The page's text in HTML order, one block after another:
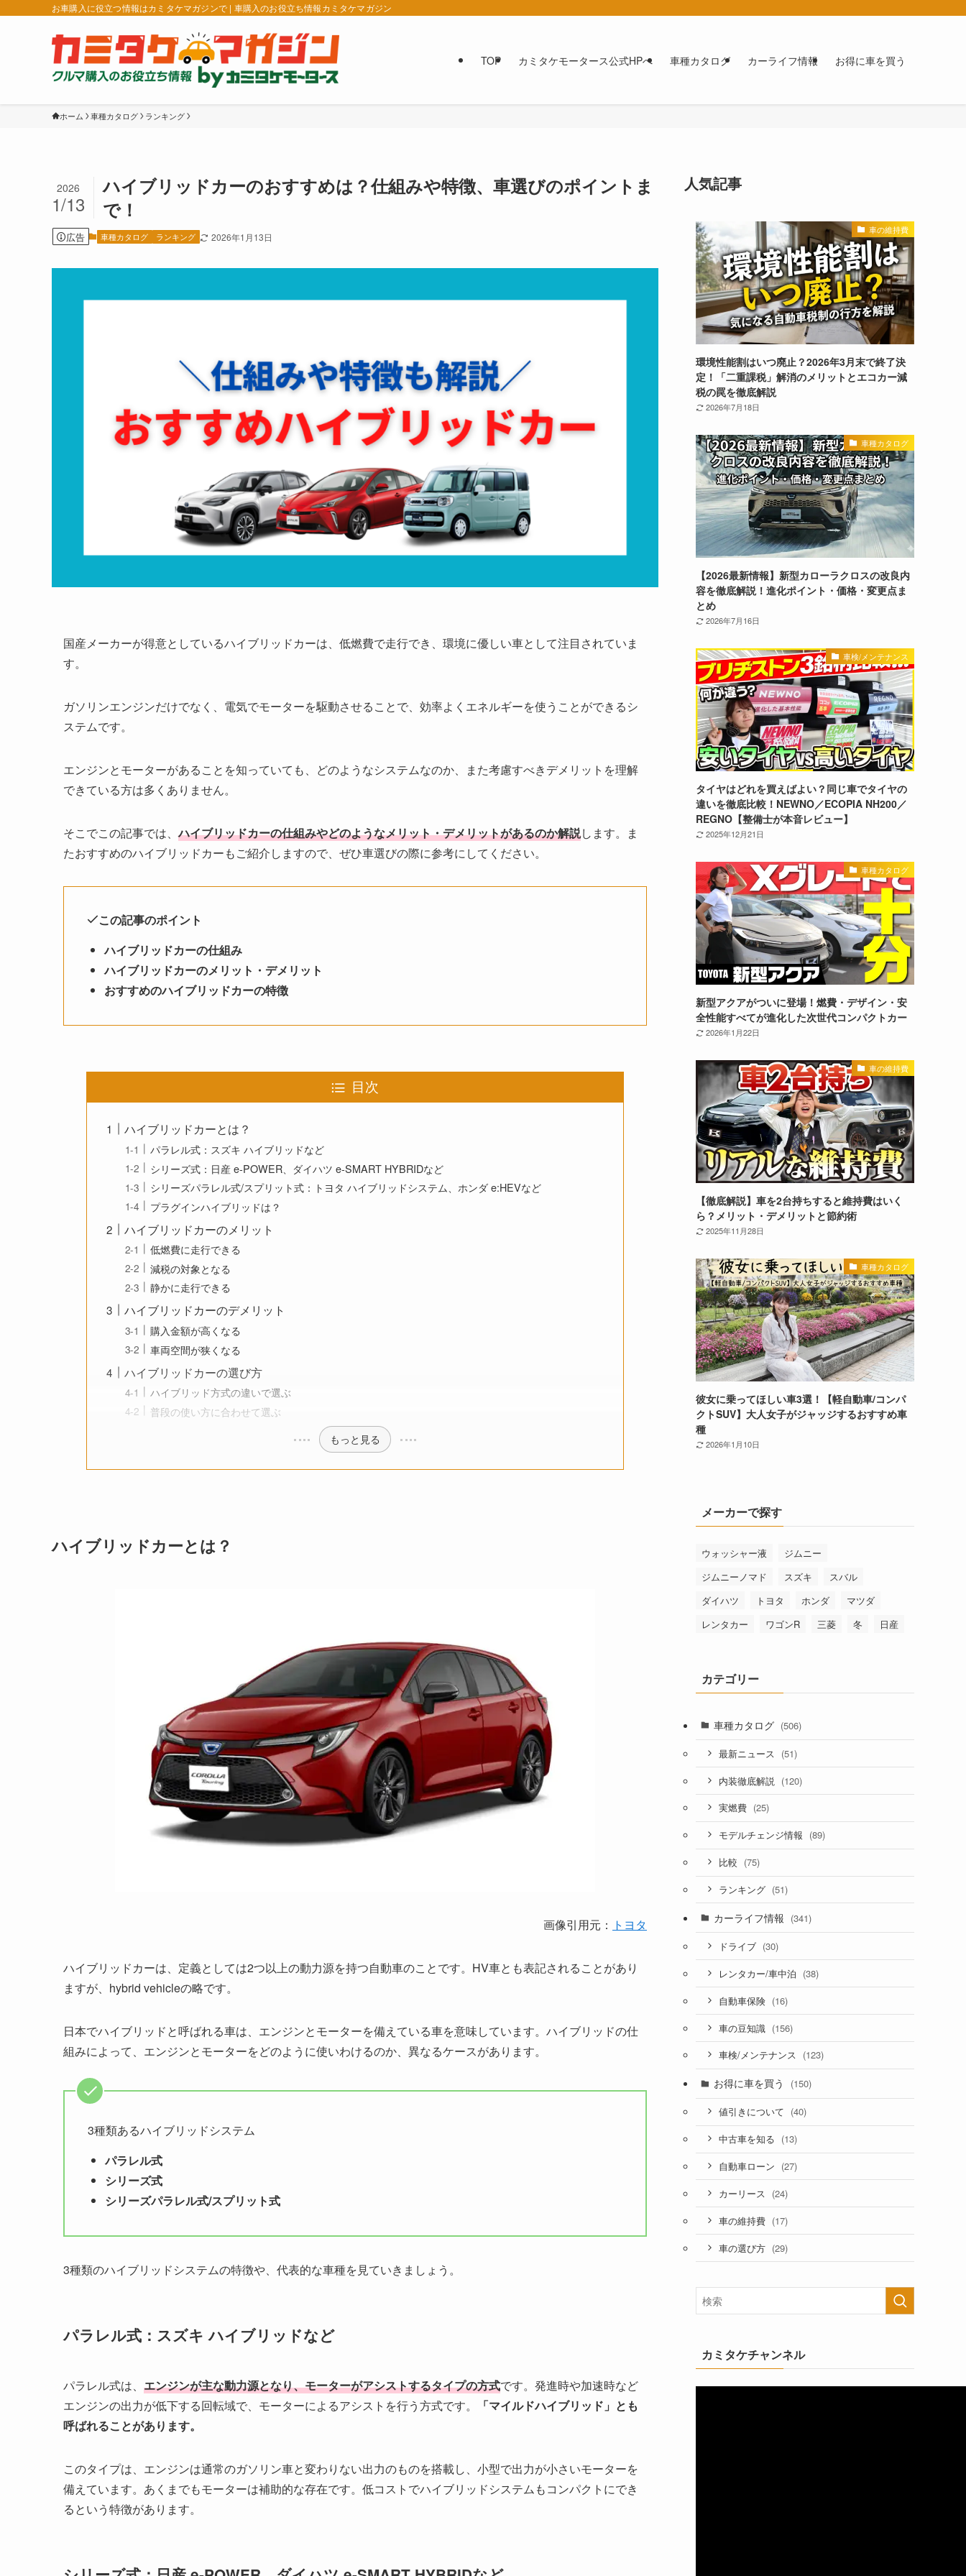
お車購入に役立つ情報はカミタケマガジンで | 車購入のお役立ち情報カミタケマガジン
TOP カミタケモータース公式HPへ 車種カタログ カーライフ情報 お得に車を買う
ホーム 車種カタログ ランキング
ハイブリッドカーのおすすめは？仕組みや特徴、車選びのポイントま
で！
2026
1/13
広告 車種カタログ ランキング 2026年1月13日
国産メーカーが得意としているハイブリッドカーは、低燃費で走行でき、環境に優しい車として注目されていま
す。
ガソリンエンジンだけでなく、電気でモーターを駆動させることで、効率よくエネルギーを使うことができるシ
ステムです。
エンジンとモーターがあることを知っていても、どのようなシステムなのか、また考慮すべきデメリットを理解
できている方は多くありません。
そこでこの記事では、ハイブリッドカーの仕組みやどのようなメリット・デメリットがあるのか解説します。ま
たおすすめのハイブリッドカーもご紹介しますので、ぜひ車選びの際に参考にしてください。
この記事のポイント
ハイブリッドカーの仕組み
ハイブリッドカーのメリット・デメリット
おすすめのハイブリッドカーの特徴
目次
ハイブリッドカーとは？
パラレル式：スズキ ハイブリッドなど
シリーズ式：日産 e-POWER、ダイハツ e-SMART HYBRIDなど
シリーズパラレル式/スプリット式：トヨタ ハイブリッドシステム、ホンダ e:HEVなど
プラグインハイブリッドは？
ハイブリッドカーのメリット
低燃費に走行できる
減税の対象となる
静かに走行できる
ハイブリッドカーのデメリット
購入金額が高くなる
車両空間が狭くなる
ハイブリッドカーの選び方
ハイブリッド方式の違いで選ぶ
普段の使い方に合わせて選ぶ
もっと見る
ハイブリッドカーとは？
画像引用元： トヨタ
ハイブリッドカーは、定義としては2つ以上の動力源を持つ自動車のことです。HV車とも表記されることがあり
ますが、hybrid vehicleの略です。
日本でハイブリッドと呼ばれる車は、エンジンとモーターを備えている車を意味しています。ハイブリッドの仕
組みによって、エンジンとモーターをどのように使いわけるのか、異なるケースがあります。
3種類あるハイブリッドシステム
パラレル式
シリーズ式
シリーズパラレル式/スプリット式
3種類のハイブリッドシステムの特徴や、代表的な車種を見ていきましょう。
パラレル式：スズキ ハイブリッドなど
パラレル式は、 エンジンが主な動力源となり、モーターがアシストするタイプの方式です。発進時や加速時など
エンジンの出力が低下する回転域で、モーターによるアシストを行う方式です。
「マイルドハイブリッド」とも
呼ばれることがあります。
このタイプは、エンジンは通常のガソリン車と変わりない出力のものを搭載し、小型で出力が小さいモーターを
備えています。あくまでもモーターは補助的な存在です。低コストでハイブリッドシステムもコンパクトにでき
るという特徴があります。
人気記事
車の維持費
環境性能割はいつ廃止？2026年3月末で終了決
定！「二重課税」解消のメリットとエコカー減
税の罠を徹底解説
2026年7月18日
車種カタログ
【2026最新情報】新型カローラクロスの改良内
容を徹底解説！進化ポイント・価格・変更点ま
とめ
2026年7月16日
車検/メンテナンス
タイヤはどれを買えばよい？同じ車でタイヤの
違いを徹底比較！NEWNO／ECOPIA NH200／
REGNO【整備士が本音レビュー】
2025年12月21日
車種カタログ
新型アクアがついに登場！燃費・デザイン・安
全性能すべてが進化した次世代コンパクトカー
2026年1月22日
車の維持費
【徹底解説】車を2台持ちすると維持費はいく
ら？メリット・デメリットと節約術
2025年11月28日
車種カタログ
彼女に乗ってほしい車3選！【軽自動車/コンパ
クトSUV】大人女子がジャッジするおすすめ車
種
2026年1月10日
メーカーで探す
ウォッシャー液
ジムニー
ジムニーノマド
スズキ
スバル
ダイハツ
トヨタ ホンダ
マツダ
レンタカー
ワゴンR 三菱 冬 日産
カテゴリー
車種カタログ (506)
最新ニュース (51)
内装徹底解説 (120)
実燃費 (25)
モデルチェンジ情報 (89)
比較 (75)
ランキング (51)
カーライフ情報 (341)
ドライブ (30)
レンタカー/車中泊 (38)
自動車保険 (16)
車の豆知識 (156)
車検/メンテナンス (123)
お得に車を買う (150)
値引きについて (40)
中古車を知る (13)
自動車ローン (27)
カーリース (24)
車の維持費 (17)
車の選び方 (29)
カミタケチャンネル